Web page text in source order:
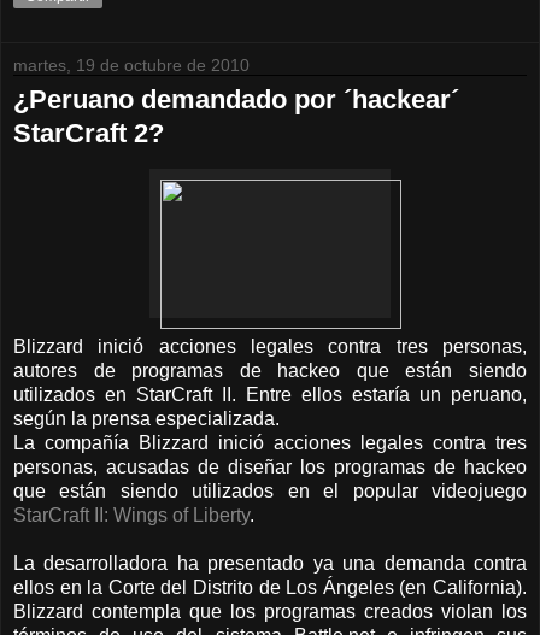
martes, 19 de octubre de 2010
¿Peruano demandado por ´hackear´
StarCraft 2?
Blizzard inició acciones legales contra tres personas,
autores de programas de hackeo que están siendo
utilizados en StarCraft II. Entre ellos estaría un peruano,
según la prensa especializada.
La compañía Blizzard inició acciones legales contra tres
personas, acusadas de diseñar los programas de hackeo
que están siendo utilizados en el popular videojuego
StarCraft II: Wings of Liberty.
La desarrolladora ha presentado ya una demanda contra
ellos en la Corte del Distrito de Los Ángeles (en California).
Blizzard contempla que los programas creados violan los